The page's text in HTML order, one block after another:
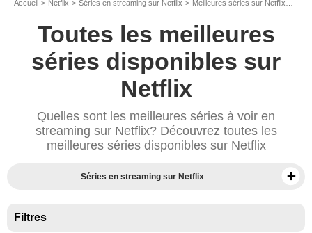
Accueil Netflix Séries en streaming sur Netflix Meilleures séries sur Netflix
Toutes les meilleures
séries disponibles sur
Netflix
Quelles sont les meilleures séries à voir en
streaming sur Netflix? Découvrez toutes les
meilleures séries disponibles sur Netflix
Séries en streaming sur Netflix
Filtres